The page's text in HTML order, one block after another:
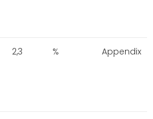
2,3 % Appendix